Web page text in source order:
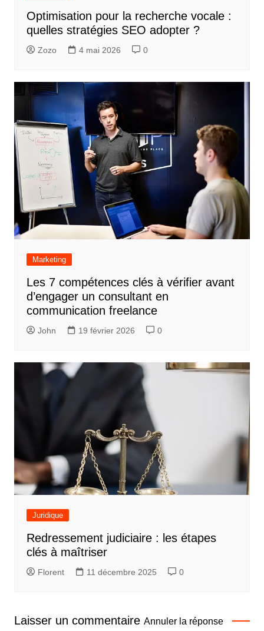
Optimisation pour la recherche vocale :
quelles stratégies SEO adopter ?
Zozo 4 mai 2026 0
Marketing
Les 7 compétences clés à vérifier avant
d’engager un consultant en
communication freelance
John 19 février 2026 0
Juridique
Redressement judiciaire : les étapes
clés à maîtriser
Florent 11 décembre 2025 0
Laisser un commentaire Annuler la réponse